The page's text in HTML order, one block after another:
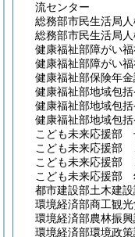
流センター
総務部市民生活局
総務部市民生活局
健康福祉部障がい
健康福祉部障がい
健康福祉部保険年金
健康福祉部地域包
健康福祉部地域包
健康福祉部地域包
こども未来応援部
こども未来応援部
こども未来応援部
こども未来応援部
都市建設部土木建設
環境経済部商工観
環境経済部農林振興
環境経済部環境政策